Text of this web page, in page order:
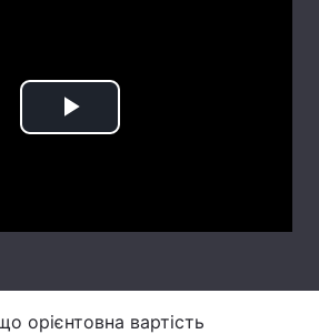
Вакансії
Play
орієнтовна вартість